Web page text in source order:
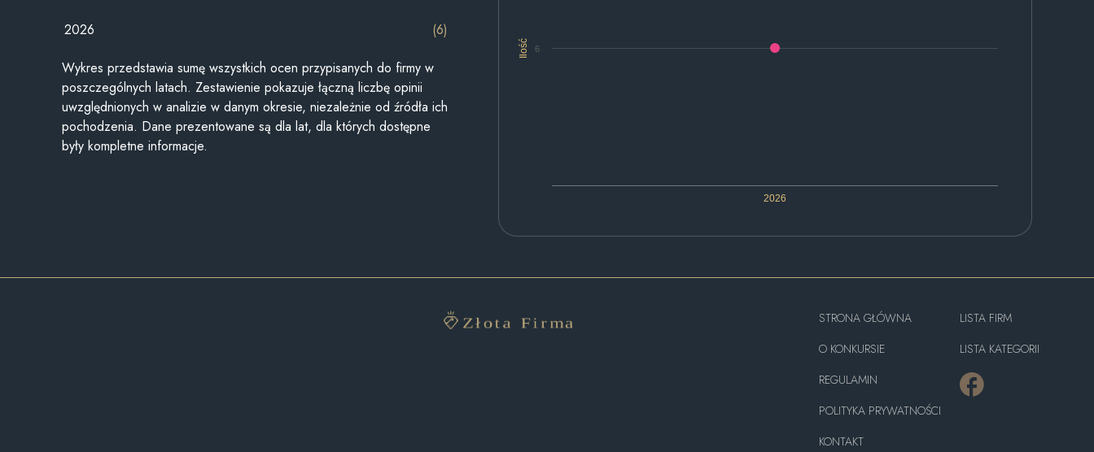
Ilość
2026
6
2026 (6)
Wykres przedstawia sumę wszystkich ocen przypisanych do firmy w
poszczególnych latach. Zestawienie pokazuje łączną liczbę opinii
uwzględnionych w analizie w danym okresie, niezależnie od źródła ich
pochodzenia. Dane prezentowane są dla lat, dla których dostępne
były kompletne informacje.
STRONA GŁÓWNA
O KONKURSIE
REGULAMIN
POLITYKA PRYWATNOŚCI
KONTAKT
LISTA FIRM
LISTA KATEGORII